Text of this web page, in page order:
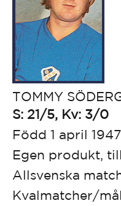
TOMMY
S: 21/5, Kv: 3/0
Född 1 april 1947.
Egen produkt,
Allsvenska
Kvalmatcher/